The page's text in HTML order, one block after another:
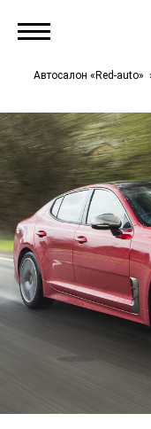
Автосалон «Red-auto»